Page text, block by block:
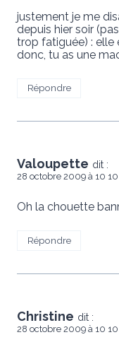
justement je me
depuis hier soir
trop fatiguée) : elle
donc, tu as une
Répondre
Valoupette dit :
28 octobre 2009 à 10
Oh la chouette
Répondre
Christine dit :
28 octobre 2009 à 10